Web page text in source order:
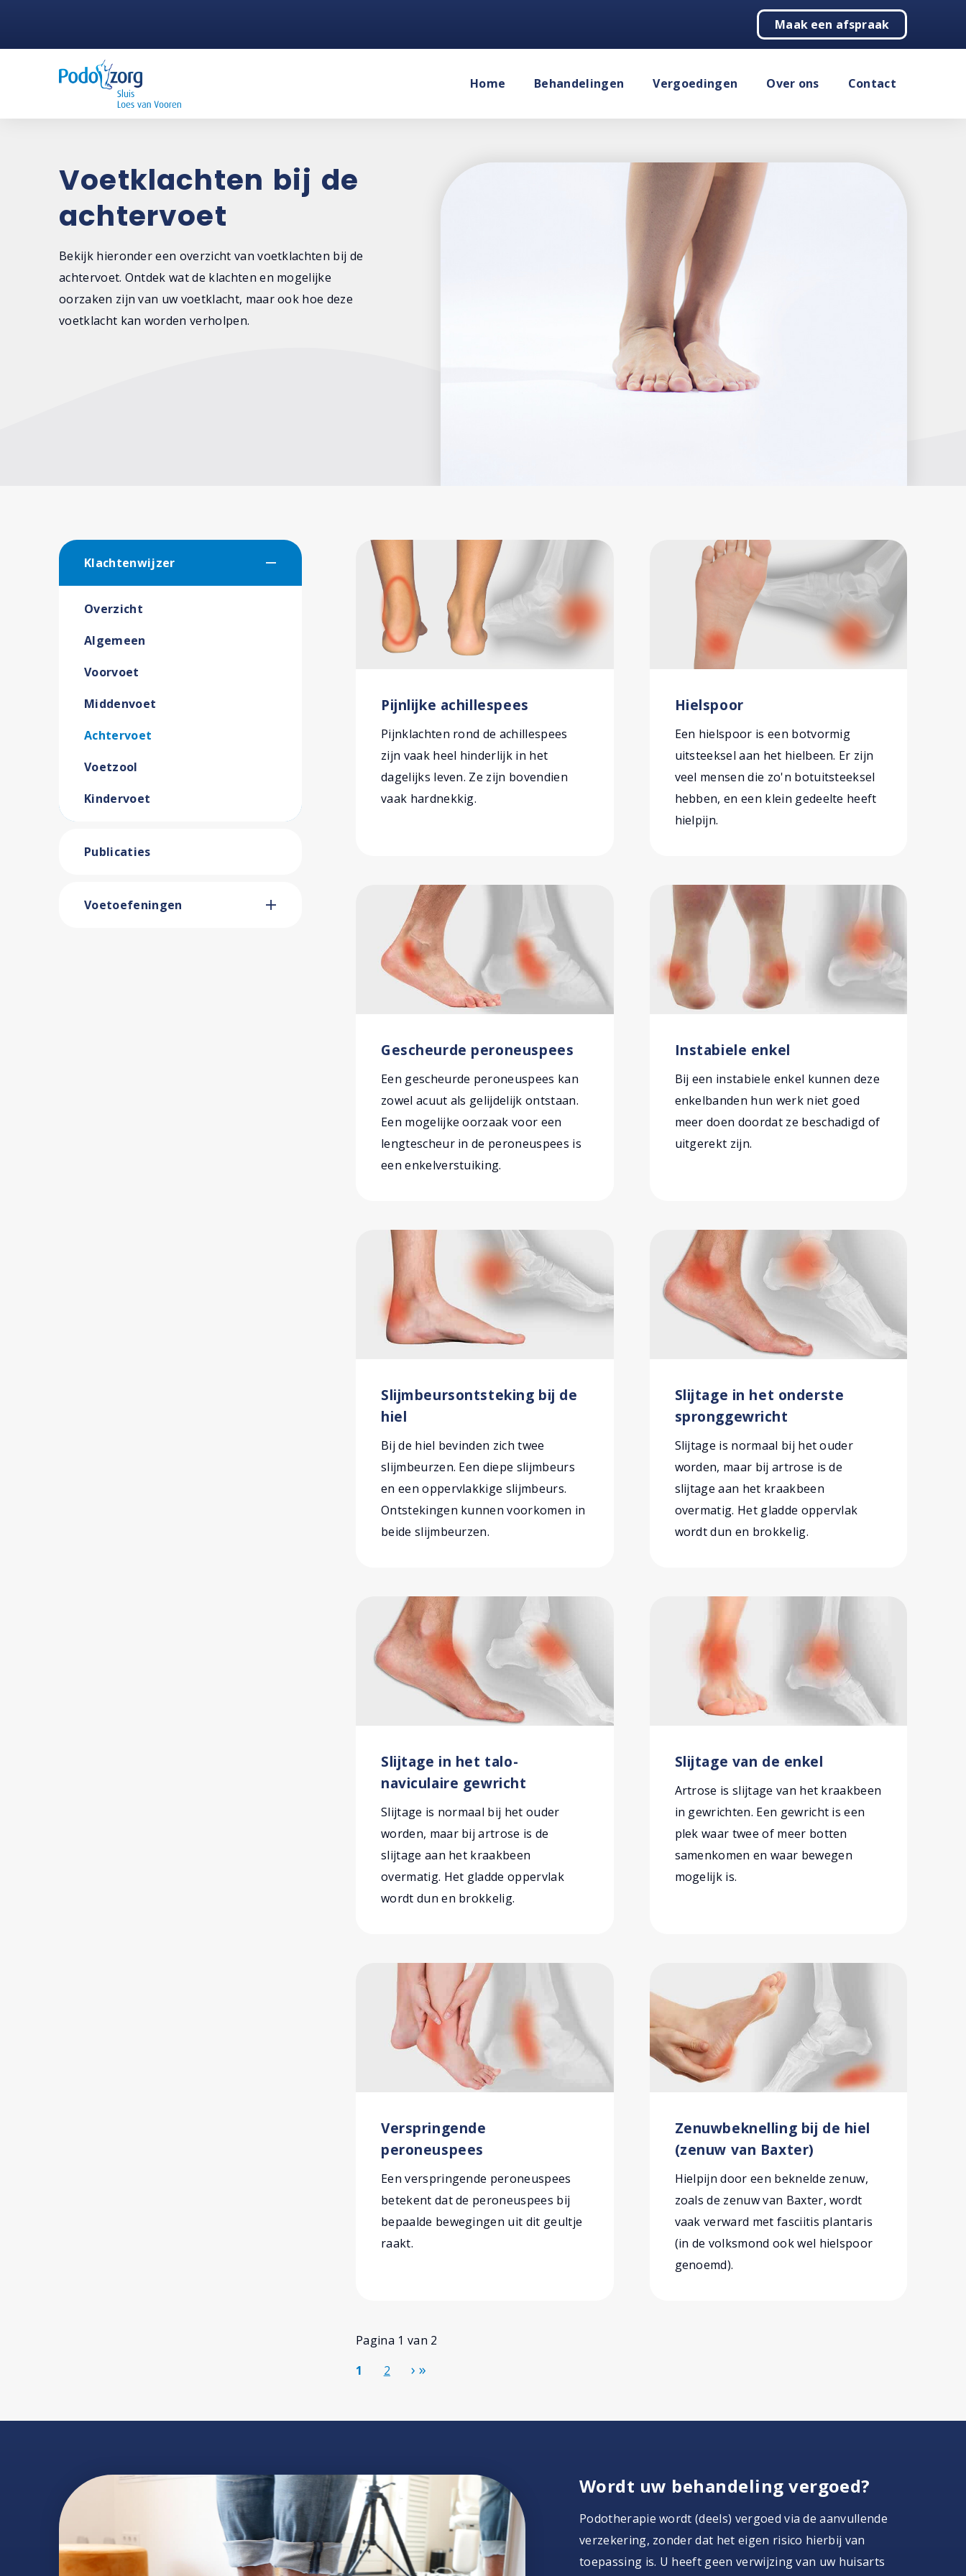
Maak een afspraak
Home Behandelingen Vergoedingen Over ons Contact
Voetklachten bij de
achtervoet
Bekijk hieronder een overzicht van voetklachten bij de
achtervoet. Ontdek wat de klachten en mogelijke
oorzaken zijn van uw voetklacht, maar ook hoe deze
voetklacht kan worden verholpen.
Klachtenwijzer
Overzicht
Algemeen
Voorvoet
Middenvoet
Achtervoet
Voetzool
Kindervoet
Publicaties
Voetoefeningen
Pijnlijke achillespees
Pijnklachten rond de achillespees
zijn vaak heel hinderlijk in het
dagelijks leven. Ze zijn bovendien
vaak hardnekkig.
Hielspoor
Een hielspoor is een botvormig
uitsteeksel aan het hielbeen. Er zijn
veel mensen die zo'n botuitsteeksel
hebben, en een klein gedeelte heeft
hielpijn.
Gescheurde peroneuspees
Een gescheurde peroneuspees kan
zowel acuut als gelijdelijk ontstaan.
Een mogelijke oorzaak voor een
lengtescheur in de peroneuspees is
een enkelverstuiking.
Instabiele enkel
Bij een instabiele enkel kunnen deze
enkelbanden hun werk niet goed
meer doen doordat ze beschadigd of
uitgerekt zijn.
Slijmbeursontsteking bij de
hiel
Bij de hiel bevinden zich twee
slijmbeurzen. Een diepe slijmbeurs
en een oppervlakkige slijmbeurs.
Ontstekingen kunnen voorkomen in
beide slijmbeurzen.
Slijtage in het onderste
spronggewricht
Slijtage is normaal bij het ouder
worden, maar bij artrose is de
slijtage aan het kraakbeen
overmatig. Het gladde oppervlak
wordt dun en brokkelig.
Slijtage in het talo-
naviculaire gewricht
Slijtage is normaal bij het ouder
worden, maar bij artrose is de
slijtage aan het kraakbeen
overmatig. Het gladde oppervlak
wordt dun en brokkelig.
Slijtage van de enkel
Artrose is slijtage van het kraakbeen
in gewrichten. Een gewricht is een
plek waar twee of meer botten
samenkomen en waar bewegen
mogelijk is.
Verspringende
peroneuspees
Een verspringende peroneuspees
betekent dat de peroneuspees bij
bepaalde bewegingen uit dit geultje
raakt.
Zenuwbeknelling bij de hiel
(zenuw van Baxter)
Hielpijn door een beknelde zenuw,
zoals de zenuw van Baxter, wordt
vaak verward met fasciitis plantaris
(in de volksmond ook wel hielspoor
genoemd).
Pagina 1 van 2
1
2
Wordt uw behandeling vergoed?
Podotherapie wordt (deels) vergoed via de aanvullende
verzekering, zonder dat het eigen risico hierbij van
toepassing is. U heeft geen verwijzing van uw huisarts